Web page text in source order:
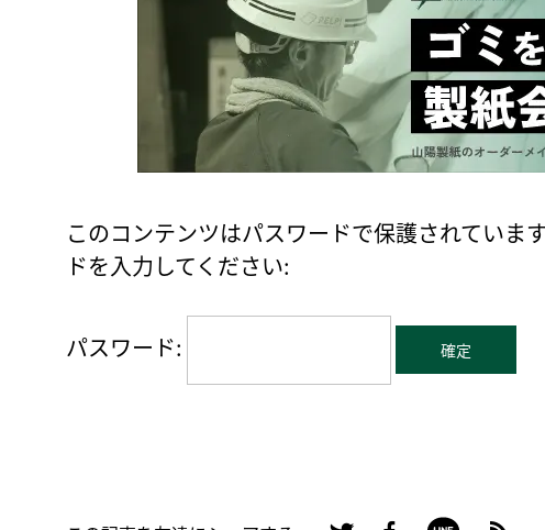
このコンテンツはパスワードで保護されていま
ドを入力してください:
パスワード: